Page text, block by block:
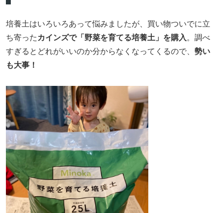
培養土はいろいろあって悩みましたが、買い物ついでに立
ち寄った カインズで「野菜を育てる培養土」を購入 。調べ
すぎるとどれがいいのか分からなくなってくるので、 勢い
も大事！